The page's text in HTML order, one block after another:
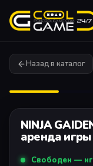
Назад в каталог
NINJA
аренда
Свободен —